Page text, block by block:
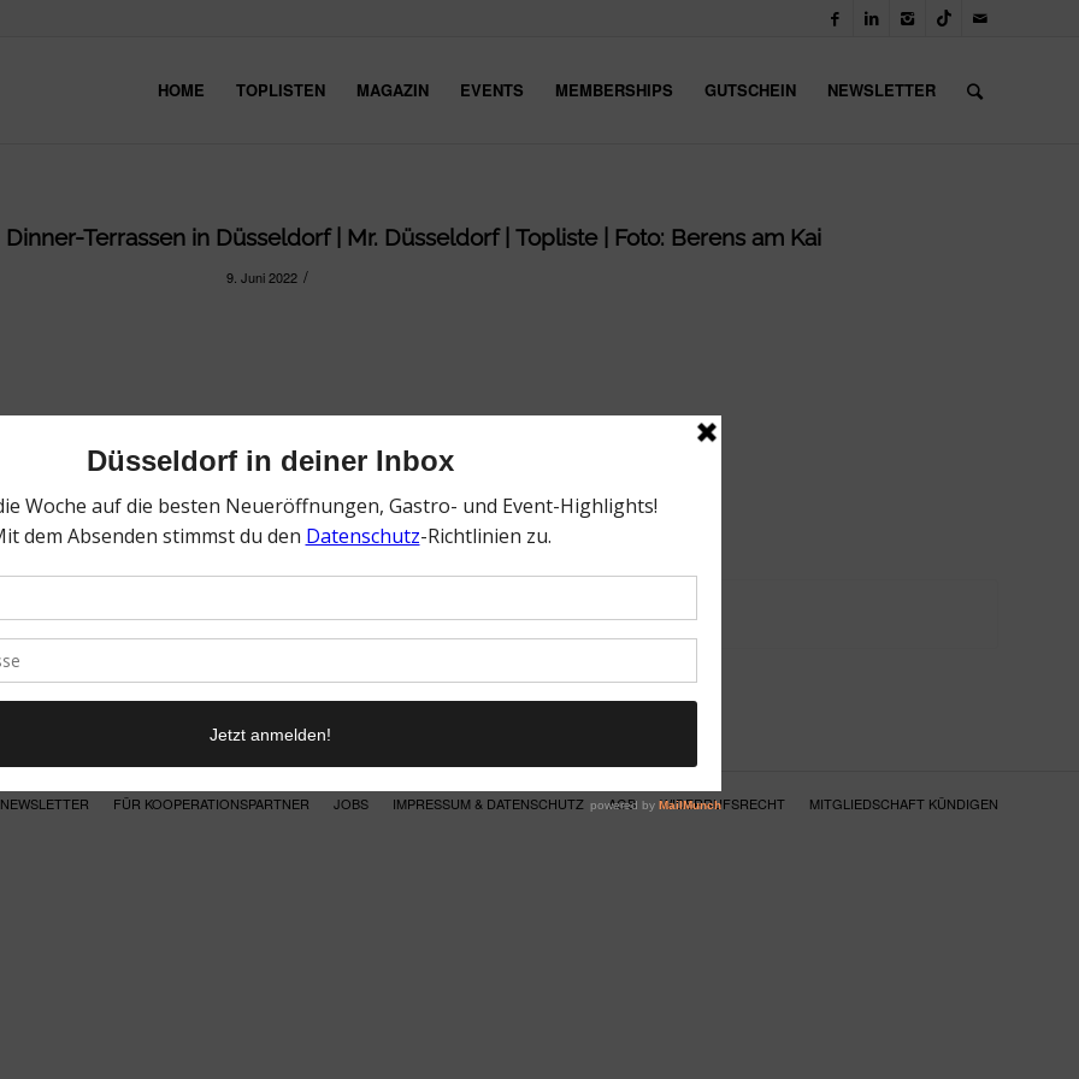
HOME TOPLISTEN MAGAZIN EVENTS MEMBERSHIPS GUTSCHEIN NEWSLETTER
Terrassen in Düsseldorf | Mr. Düsseldorf | Topliste | Foto: Berens am Kai
9. Juni 2022 /
NEWSLETTER FÜR KOOPERATIONSPARTNER JOBS IMPRESSUM & DATENSCHUTZ AGB WIDERRUFSRECHT MITGLIEDSCHAFT KÜNDIGEN